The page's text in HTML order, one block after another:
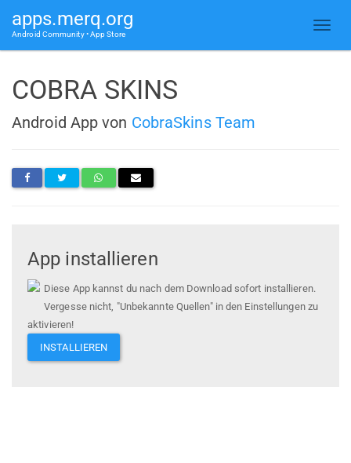
apps.merq.org
Android Community • App Store
COBRA SKINS
Android App von CobraSkins Team
App installieren
Diese App kannst du nach dem Download sofort installieren.
Vergesse nicht, "Unbekannte Quellen" in den Einstellungen zu
aktivieren!
INSTALLIEREN